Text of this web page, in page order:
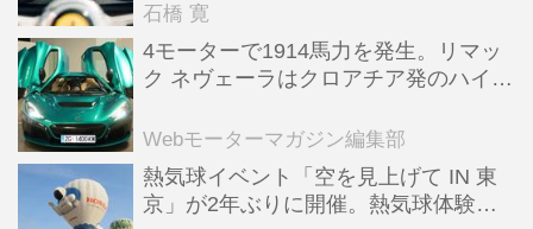
石橋 寛
4モーターで1914馬力を発生。リマッ
ク ネヴェーラはクロアチア発のハイパ
全版／115】
Webモーターマガジン編集部
熱気球イベント「空を見上げて IN 東
京」が2年ぶりに開催。熱気球体験搭